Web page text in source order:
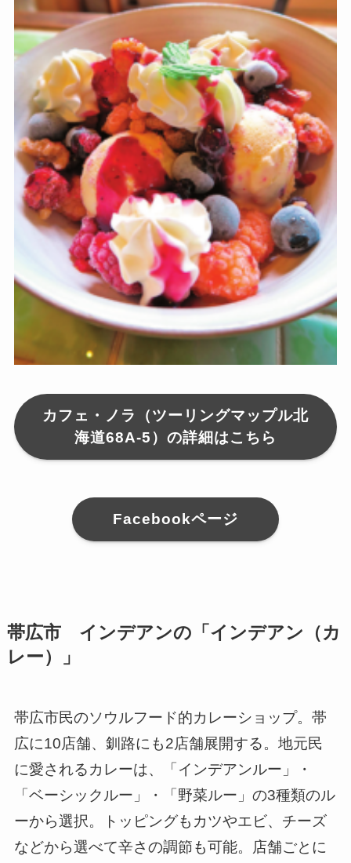
カフェ・ノラ（ツーリングマップル北
海道68A-5）の詳細はこちら
Facebookページ
帯広市 インデアンの「インデアン（カ
レー）」
帯広市民のソウルフード的カレーショップ。帯
広に10店舗、釧路にも2店舗展開する。地元民
に愛されるカレーは、「インデアンルー」・
「ベーシックルー」・「野菜ルー」の3種類のル
ーから選択。トッピングもカツやエビ、チーズ
などから選べて辛さの調節も可能。店舗ごとに